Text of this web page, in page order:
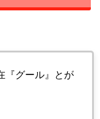
『グール』とが